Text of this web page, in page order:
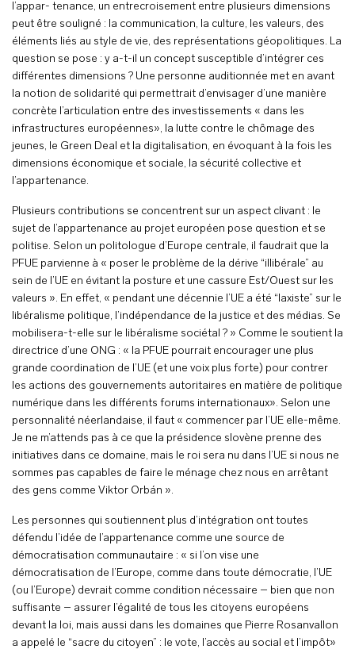
l’appar- tenance, un entrecroisement entre plusieurs dimensions
peut être souligné : la communication, la culture, les valeurs, des
éléments liés au style de vie, des représentations géopolitiques. La
question se pose : y a-t-il un concept susceptible d’intégrer ces
différentes dimensions ? Une personne auditionnée met en avant
la notion de solidarité qui permettrait d’envisager d’une manière
concrète l’articulation entre des investissements « dans les
infrastructures européennes», la lutte contre le chômage des
jeunes, le Green Deal et la digitalisation, en évoquant à la fois les
dimensions économique et sociale, la sécurité collective et
l’appartenance.
Plusieurs contributions se concentrent sur un aspect clivant : le
sujet de l’appartenance au projet européen pose question et se
politise. Selon un politologue d’Europe centrale, il faudrait que la
PFUE parvienne à « poser le problème de la dérive “illibérale” au
sein de l’UE en évitant la posture et une cassure Est/Ouest sur les
valeurs ». En effet, « pendant une décennie l’UE a été “laxiste” sur le
libéralisme politique, l’indépendance de la justice et des médias. Se
mobilisera-t-elle sur le libéralisme sociétal ? » Comme le soutient la
directrice d’une ONG : « la PFUE pourrait encourager une plus
grande coordination de l’UE (et une voix plus forte) pour contrer
les actions des gouvernements autoritaires en matière de politique
numérique dans les différents forums internationaux». Selon une
personnalité néerlandaise, il faut « commencer par l’UE elle-même.
Je ne m’attends pas à ce que la présidence slovène prenne des
initiatives dans ce domaine, mais le roi sera nu dans l’UE si nous ne
sommes pas capables de faire le ménage chez nous en arrêtant
des gens comme Viktor Orbán ».
Les personnes qui soutiennent plus d’intégration ont toutes
défendu l’idée de l’appartenance comme une source de
démocratisation communautaire : « si l’on vise une
démocratisation de l’Europe, comme dans toute démocratie, l’UE
(ou l’Europe) devrait comme condition nécessaire – bien que non
suffisante – assurer l’égalité de tous les citoyens européens
devant la loi, mais aussi dans les domaines que Pierre Rosanvallon
a appelé le “sacre du citoyen” : le vote, l’accès au social et l’impôt»